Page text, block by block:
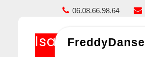
06.08.66.98.64
FreddyDanse
Isabelle C.